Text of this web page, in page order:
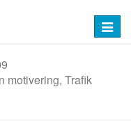
motivering, Trafik